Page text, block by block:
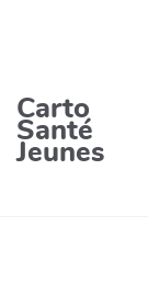
Carto
Santé
Jeunes